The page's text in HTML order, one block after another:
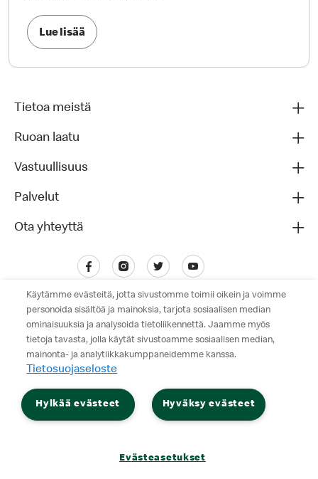
Lue lisää
Tietoa meistä
Ruoan laatu
Vastuullisuus
Palvelut
Ota yhteyttä
Käyttöehdot
Käytämme evästeitä, jotta sivustomme toimii oikein ja voimme
personoida sisältöä ja mainoksia, tarjota sosiaalisen median
ominaisuuksia ja analysoida tietoliikennettä. Jaamme myös
tietoja tavasta, jolla käytät sivustoamme sosiaalisen median,
mainonta- ja analytiikkakumppaneidemme kanssa.
Tietosuojaseloste
Hyväksy evästeet
Hylkää evästeet
Evästeasetukset